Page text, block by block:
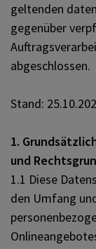
geltenden
gegenüber
abgeschlossen.
Stand:
1.
und
1.1 Diese
den Umfang